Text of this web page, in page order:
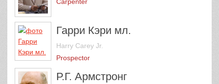
Гарри Кэри мл.
Harry Carey Jr.
Prospector
Р.Г. Армстронг